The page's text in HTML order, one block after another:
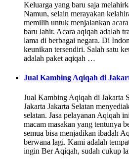
Keluarga yang baru saja
Namun, selain merayakan
memilih untuk menjalankan
baru lahir. Acara aqiqah adalah
lama di berbagai negara. Di
keunikan tersendiri. Salah satu
adalah paket aqiqah …
Jual Kambing Aqiqah di
Jual Kambing Aqiqah di Jakarta
Jakarta Jakarta Selatan
selatan. Jasa pelayanan Aqiqah
macam masakan yang tentunya
semua bisa menjadikan ibadah
berwana lagi. Kami adalah
ingin Ber Aqiqah, sudah cukup